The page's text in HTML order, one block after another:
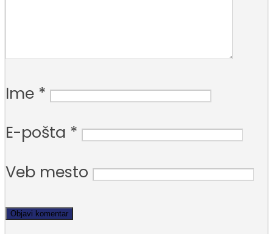
Ime *
E-pošta *
Veb mesto